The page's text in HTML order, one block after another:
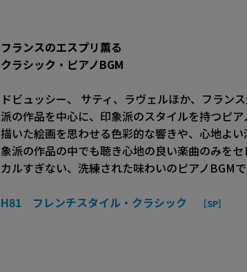
フランスのエスプリ薫る
クラシック・ピアノBGM
ドビュッシー、 サティ、ラヴェルほか、フラン
派の作品を中心に、印象派のスタイルを持つピ
描いた絵画を思わせる色彩的な響きや、心地よ
象派の作品の中でも聴き心地の良い楽曲のみを
カルすぎない、洗練された味わいのピアノBGMで
H81 フレンチスタイル・クラシック ［SP］